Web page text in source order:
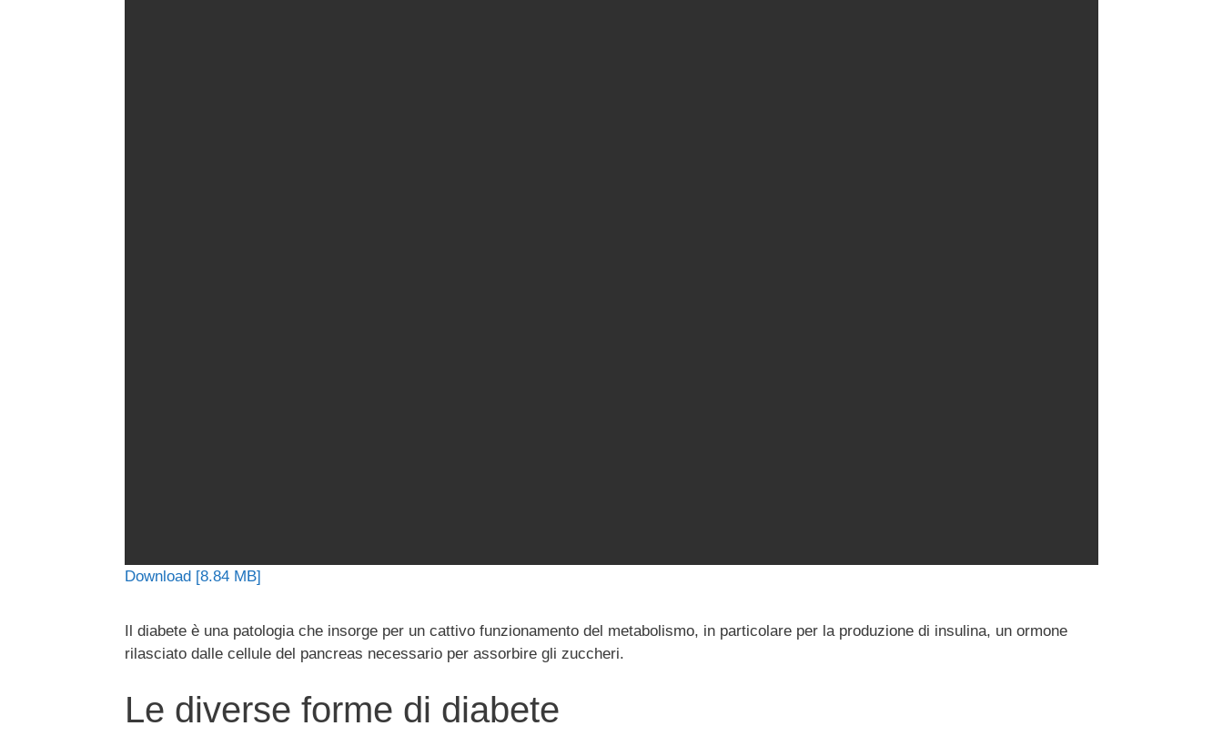
Download [8.84 MB]
Il diabete è una patologia che insorge per un cattivo funzionamento del metabolismo, in particolare per la produzione di insulina, un ormone
rilasciato dalle cellule del pancreas necessario per assorbire gli zuccheri.
Le diverse forme di diabete